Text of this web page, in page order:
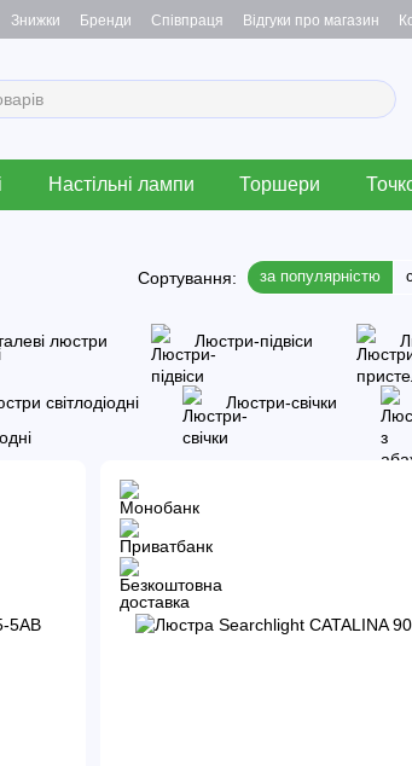
Знижки Бренди Співпраця Відгуки про магазин
Настільні лампи Торшери
Сортування: за популярністю
люстри Люстри-підвіси
світлодіодні Люстри-свічки